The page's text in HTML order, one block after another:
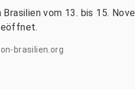
vom 13. bis 15.
brasilien.org